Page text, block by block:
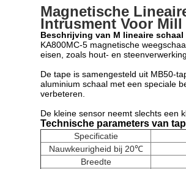
Magnetische
Intrusment Voor Mill
Beschrijving van M lineaire schaal
KA800MC-5 magnetische
eisen, zoals hout- en steenverwerking.
De tape is samengesteld uit MB50-
aluminium schaal met een speciale
verbeteren.
De kleine sensor neemt slechts een
Technische parameters van
Specificatie
Nauwkeurigheid bij 20℃
Breedte